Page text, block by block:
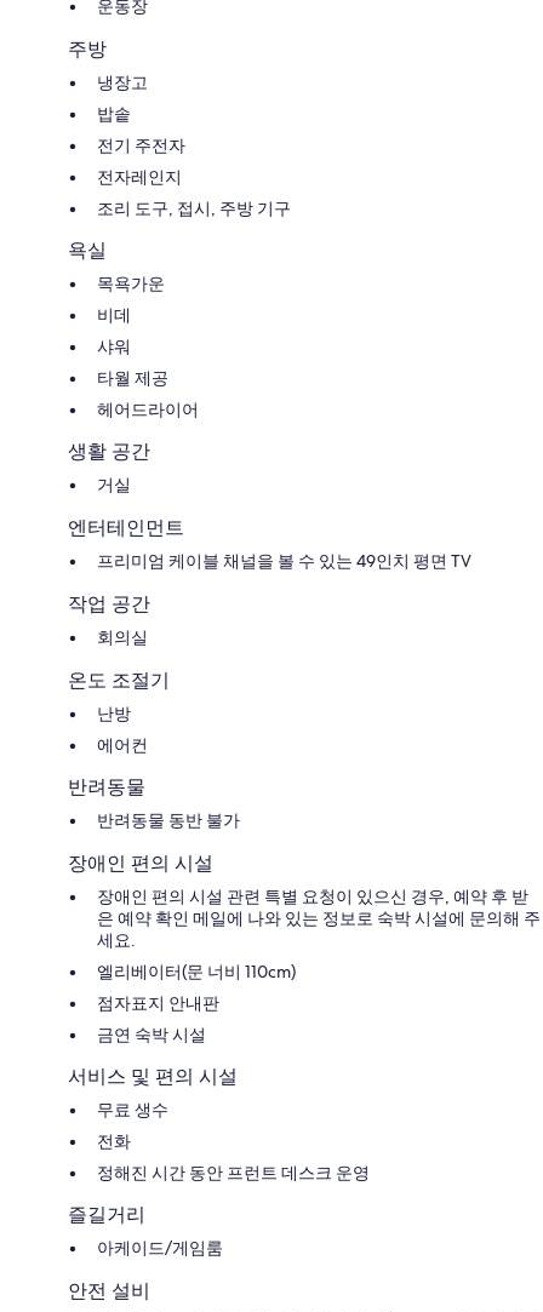
운동장
주방
냉장고
밥솥
전기 주전자
전자레인지
조리 도구, 접시, 주방 기구
욕실
목욕가운
비데
샤워
타월 제공
헤어드라이어
생활 공간
거실
엔터테인먼트
프리미엄 케이블 채널을 볼 수 있는 49인치 평면 TV
작업 공간
회의실
온도 조절기
난방
에어컨
반려동물
반려동물 동반 불가
장애인 편의 시설
장애인 편의 시설 관련 특별 요청이 있으신 경우, 예약 후 받
은 예약 확인 메일에 나와 있는 정보로 숙박 시설에 문의해 주
세요.
엘리베이터(문 너비 110cm)
점자표지 안내판
금연 숙박 시설
서비스 및 편의 시설
무료 생수
전화
정해진 시간 동안 프런트 데스크 운영
즐길거리
아케이드/게임룸
안전 설비